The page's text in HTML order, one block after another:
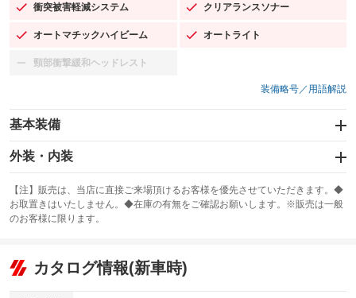
衝突被害軽減システム
：装備あり クリアランスソナー
：装備あり
オートマチックハイビーム
：装備あり オートライト
：装備あり
頸部衝撃緩和ヘッドレスト
：装備なし
装備略号／用語解説
基本装備
エアバッグ：運転席/助手席/サイド
：装備あり
：装備なし
サンルーフ
：装備なし ABS
リフトアップ
：装備なし
外装・内装
カーナビ
：装備なし
TV：フルセグ
：装備あり
ビジュアル
：装備なし
【注】販売は、当店に直接ご来場頂けるお客様を優先させていただきます。◆
お取置きはいたしません。◆在庫の有無をご確認お願いします。※販売は一般
のお客様に限ります。
カタログ情報(新車時)